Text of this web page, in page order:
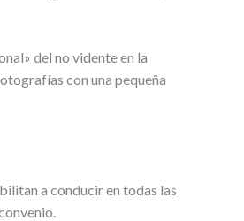
del no vidente en la
con una pequeña
a conducir en todas las